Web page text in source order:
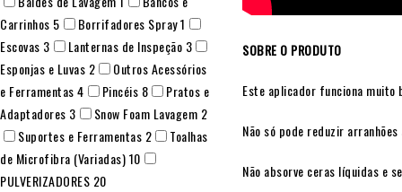
SOBRE O PRODUTO
Este aplicador funciona
Não só pode reduzir
Não absorve ceras líquidas e
Carrinhos 5 Borrifadores Spray1
Escovas 3 Lanternas de Inspeção 3
Esponjas e Luvas 2
Outros Acessórios
e Ferramentas4 Pincéis 8
Pratos e
Adaptadores 3 Snow Foam Lavagem 2
Suportes e Ferramentas 2
Toalhas
de Microfibra (Variadas)10
PULVERIZADORES 20